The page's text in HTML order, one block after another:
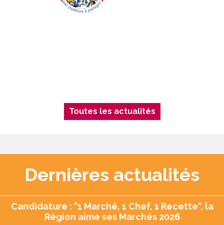
Toutes les actualités
Dernières actualités
Candidature : "1 Marché, 1 Chef, 1 Recette", la
Région aime ses Marchés 2026